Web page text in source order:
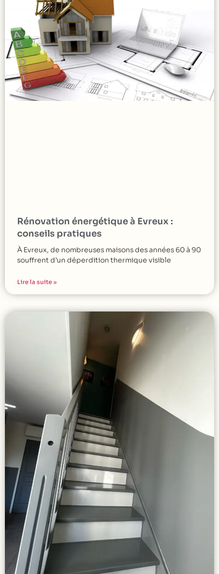
Rénovation énergétique à Evreux :
conseils pratiques
À Evreux, de nombreuses maisons des années 60 à 90
souffrent d’un déperdition thermique visible
Lire la suite »